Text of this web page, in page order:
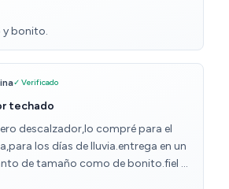
y bonito.
✓ Verificado
techado
descalzador,lo compré para el
los días de lluvia.entrega en un
de tamaño como de bonito.fiel a
precio me parece un artículo